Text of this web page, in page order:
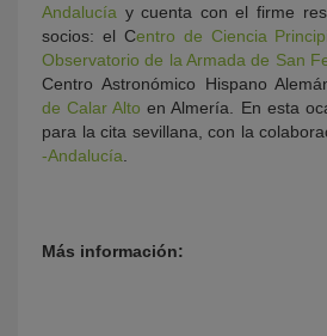
Andalucía y cuenta con el firme
socios: el Centro de Ciencia
Observatorio de la Armada de San
Centro Astronómico Hispano
de Calar Alto en Almería. En esta
para la cita sevillana, con la
-Andalucía.
Más información: